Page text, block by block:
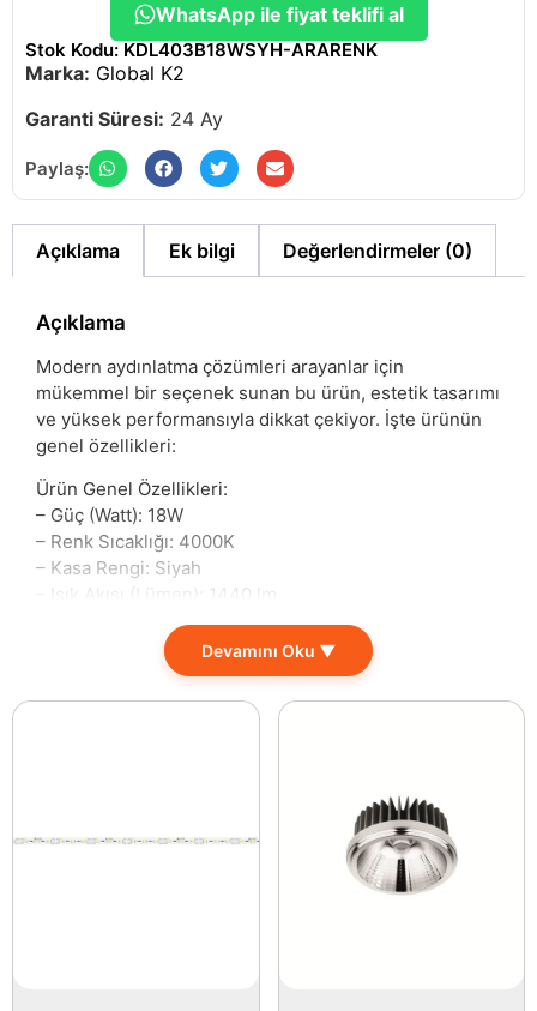
WhatsApp ile fiyat teklifi al
Stok Kodu: KDL403B18WSYH-ARARENK
Marka: Global K2
Garanti Süresi: 24 Ay
Paylaş:
Açıklama Ek bilgi Değerlendirmeler (0)
Açıklama
Modern aydınlatma çözümleri arayanlar için
mükemmel bir seçenek sunan bu ürün, estetik tasarımı
ve yüksek performansıyla dikkat çekiyor. İşte ürünün
genel özellikleri:
Ürün Genel Özellikleri:
– Güç (Watt): 18W
– Renk Sıcaklığı: 4000K
– Kasa Rengi: Siyah
– Işık Akısı (Lümen): 1440 lm
– Gerilim (Voltaj): 220-240V
– Kullanım Ömrü: 20.000 Saat
– Dış Çap: 22 cm
– İç Çap: 20 cm
Bu aydınlatma armatürü, ofis, ev, iş yeri ve ticari alan
gibi çeşitli mekanlarda kullanılmak üzere
tasarlanmıştır. Görsel estetik sunmanın yanı sıra, enerji
Devamını Oku ▼